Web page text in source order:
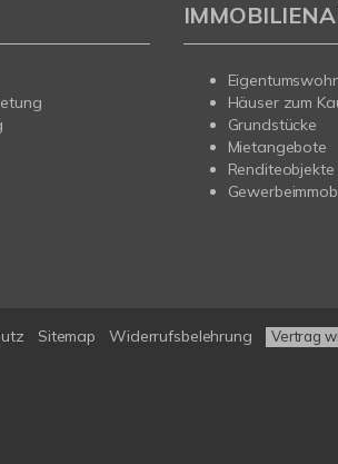
Häuser zum
Grundstücke
Mietangebote
Renditeobjekte
Sitemap Widerrufsbelehrung Vertrag